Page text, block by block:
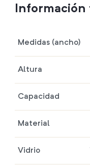
Información
Medidas (ancho)
Altura
Capacidad
Material
Vidrio